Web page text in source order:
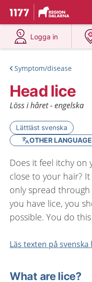
To start page for 1177
Du har valt
Logga in
at 1177.se
Symptom/disease
Head lice
Löss i håret - engelska
Lättläst svenska
OTHER
Does it feel itchy on
close to your hair?
only spread
you have lice, you
possible. You do
Läs texten på svenska
What are lice?